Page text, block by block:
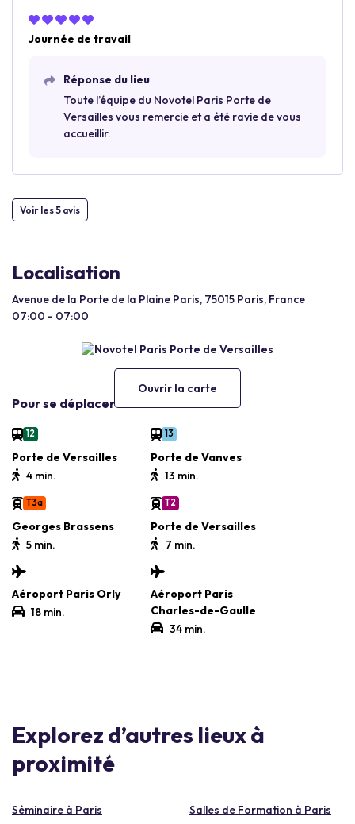
Journée de travail
Réponse du lieu
Toute l’équipe du Novotel Paris Porte de
Versailles vous remercie et a été ravie de vous
accueillir.
Voir les 5 avis
Localisation
Avenue de la Porte de la Plaine Paris, 75015 Paris, France
07:00 - 07:00
Ouvrir la carte
Pour se déplacer
12
Porte de Versailles
4 min.
13
Porte de Vanves
13 min.
T3a
Georges Brassens
5 min.
T2
Porte de Versailles
7 min.
Aéroport Paris Orly
18 min.
Aéroport Paris
Charles-de-Gaulle
34 min.
Explorez d’autres lieux à
proximité
Séminaire à Paris Salles de Formation à Paris